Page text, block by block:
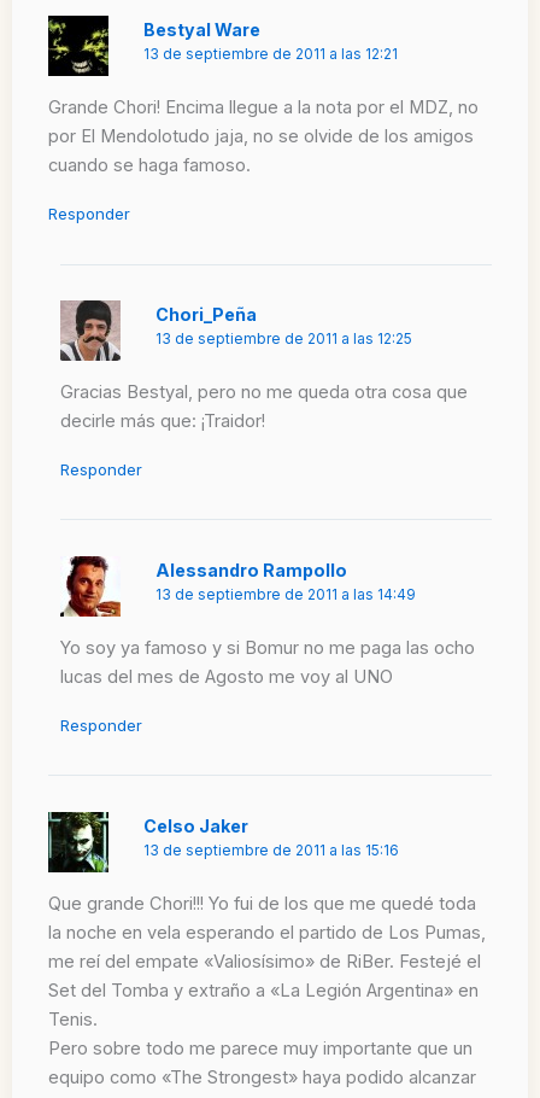
Bestyal Ware
13 de septiembre de 2011 a las 12:21
Grande Chori! Encima llegue a la nota por el MDZ, no
por El Mendolotudo jaja, no se olvide de los amigos
cuando se haga famoso.
Responder
Chori_Peña
13 de septiembre de 2011 a las 12:25
Gracias Bestyal, pero no me queda otra cosa que
decirle más que: ¡Traidor!
Responder
Alessandro Rampollo
13 de septiembre de 2011 a las 14:49
Yo soy ya famoso y si Bomur no me paga las ocho
lucas del mes de Agosto me voy al UNO
Responder
Celso Jaker
13 de septiembre de 2011 a las 15:16
Que grande Chori!!! Yo fui de los que me quedé toda
la noche en vela esperando el partido de Los Pumas,
me reí del empate «Valiosísimo» de RiBer. Festejé el
Set del Tomba y extraño a «La Legión Argentina» en
Tenis.
Pero sobre todo me parece muy importante que un
equipo como «The Strongest» haya podido alcanzar